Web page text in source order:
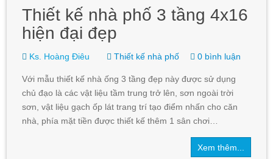
Thiết kế nhà phố 3 tầng 4x16
hiện đại đẹp
Ks. Hoàng Điêu Thiết kế nhà phố 0 bình luận
Với mẫu thiết kế nhà ống 3 tầng đẹp này được sử dụng
chủ đạo là các vật liệu tầm trung trở lên, sơn ngoài trời
sơn, vật liệu gạch ốp lát trang trí tạo điểm nhấn cho căn
nhà, phía mặt tiền được thiết kế thêm 1 sân chơi…
Xem thêm...